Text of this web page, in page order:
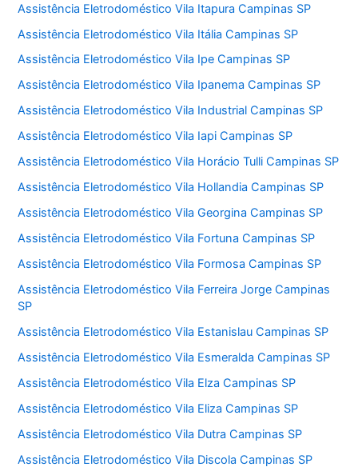
Assistência Eletrodoméstico Vila Itapura Campinas SP
Assistência Eletrodoméstico Vila Itália Campinas SP
Assistência Eletrodoméstico Vila Ipe Campinas SP
Assistência Eletrodoméstico Vila Ipanema Campinas SP
Assistência Eletrodoméstico Vila Industrial Campinas SP
Assistência Eletrodoméstico Vila Iapi Campinas SP
Assistência Eletrodoméstico Vila Horácio Tulli Campinas SP
Assistência Eletrodoméstico Vila Hollandia Campinas SP
Assistência Eletrodoméstico Vila Georgina Campinas SP
Assistência Eletrodoméstico Vila Fortuna Campinas SP
Assistência Eletrodoméstico Vila Formosa Campinas SP
Assistência Eletrodoméstico Vila Ferreira Jorge Campinas
SP
Assistência Eletrodoméstico Vila Estanislau Campinas SP
Assistência Eletrodoméstico Vila Esmeralda Campinas SP
Assistência Eletrodoméstico Vila Elza Campinas SP
Assistência Eletrodoméstico Vila Eliza Campinas SP
Assistência Eletrodoméstico Vila Dutra Campinas SP
Assistência Eletrodoméstico Vila Discola Campinas SP